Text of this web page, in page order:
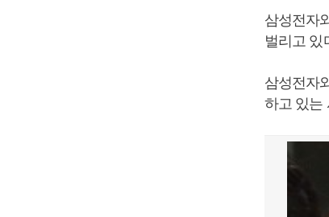
삼성전자
벌리고 있
삼성전자
하고 있는